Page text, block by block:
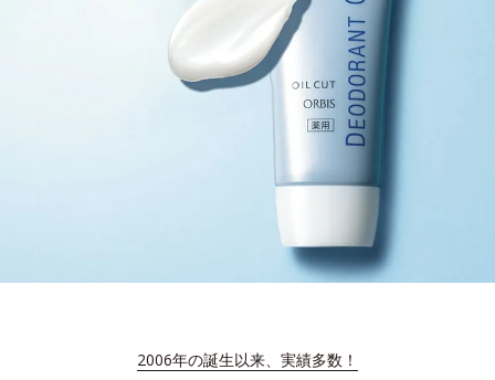
2006年の誕生以来、実績多数！